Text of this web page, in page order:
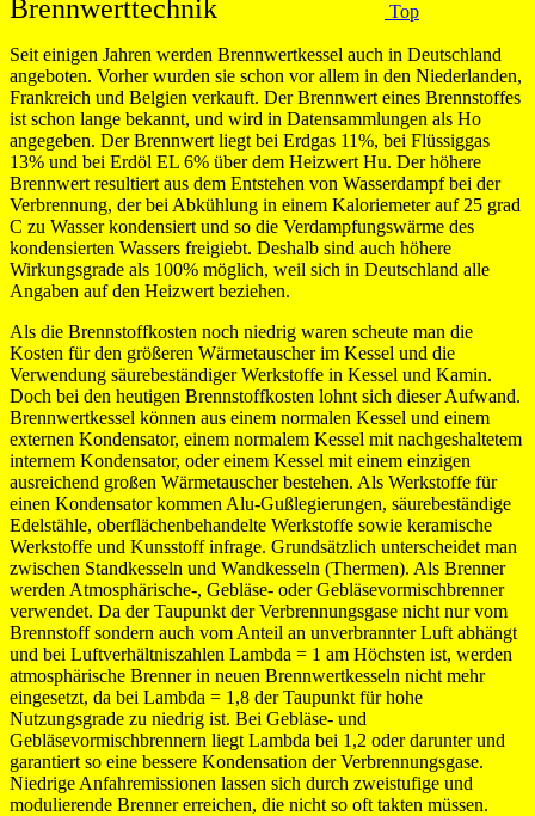
Brennwerttechnik Top
Seit einigen Jahren werden Brennwertkessel auch in Deutschland
angeboten. Vorher wurden sie schon vor allem in den Niederlanden,
Frankreich und Belgien verkauft. Der Brennwert eines Brennstoffes
ist schon lange bekannt, und wird in Datensammlungen als Ho
angegeben. Der Brennwert liegt bei Erdgas 11%, bei Flüssiggas
13% und bei Erdöl EL 6% über dem Heizwert Hu. Der höhere
Brennwert resultiert aus dem Entstehen von Wasserdampf bei der
Verbrennung, der bei Abkühlung in einem Kaloriemeter auf 25 grad
C zu Wasser kondensiert und so die Verdampfungswärme des
kondensierten Wassers freigiebt. Deshalb sind auch höhere
Wirkungsgrade als 100% möglich, weil sich in Deutschland alle
Angaben auf den Heizwert beziehen.
Als die Brennstoffkosten noch niedrig waren scheute man die
Kosten für den größeren Wärmetauscher im Kessel und die
Verwendung säurebeständiger Werkstoffe in Kessel und Kamin.
Doch bei den heutigen Brennstoffkosten lohnt sich dieser Aufwand.
Brennwertkessel können aus einem normalen Kessel und einem
externen Kondensator, einem normalem Kessel mit nachgeshaltetem
internem Kondensator, oder einem Kessel mit einem einzigen
ausreichend großen Wärmetauscher bestehen. Als Werkstoffe für
einen Kondensator kommen Alu-Gußlegierungen, säurebeständige
Edelstähle, oberflächenbehandelte Werkstoffe sowie keramische
Werkstoffe und Kunsstoff infrage. Grundsätzlich unterscheidet man
zwischen Standkesseln und Wandkesseln (Thermen). Als Brenner
werden Atmosphärische-, Gebläse- oder Gebläsevormischbrenner
verwendet. Da der Taupunkt der Verbrennungsgase nicht nur vom
Brennstoff sondern auch vom Anteil an unverbrannter Luft abhängt
und bei Luftverhältniszahlen Lambda = 1 am Höchsten ist, werden
atmosphärische Brenner in neuen Brennwertkesseln nicht mehr
eingesetzt, da bei Lambda = 1,8 der Taupunkt für hohe
Nutzungsgrade zu niedrig ist. Bei Gebläse- und
Gebläsevormischbrennern liegt Lambda bei 1,2 oder darunter und
garantiert so eine bessere Kondensation der Verbrennungsgase.
Niedrige Anfahremissionen lassen sich durch zweistufige und
modulierende Brenner erreichen, die nicht so oft takten müssen.